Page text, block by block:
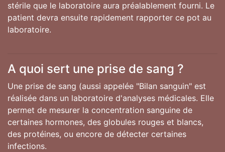
stérile que le laboratoire aura préalablement fourni. Le
patient devra ensuite rapidement rapporter ce pot au
laboratoire.
A quoi sert une prise de sang ?
Une prise de sang (aussi appelée "Bilan sanguin" est
réalisée dans un laboratoire d'analyses médicales. Elle
permet de mesurer la concentration sanguine de
certaines hormones, des globules rouges et blancs,
des protéines, ou encore de détecter certaines
infections.